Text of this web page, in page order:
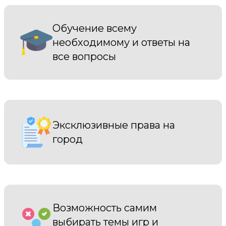
Обучение всему
необходимому и ответы на
все вопросы
Эксклюзивные права на
город
Возможность самим
выбирать темы игр и